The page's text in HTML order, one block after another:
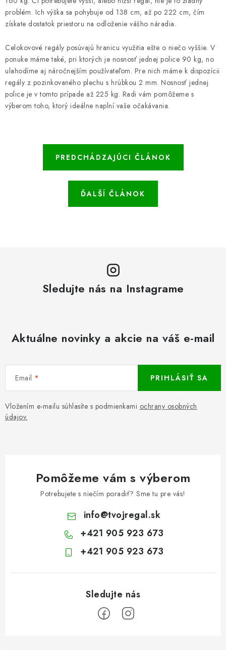
problém. Ich výška sa pohybuje od 138 cm, až po 222 cm, čím
získate dostatok priestoru na odloženie vášho náradia.
Celokovové regály posúvajú hranicu využitia ešte o niečo vyššie. V
ponuke máme také, pri ktorých je nosnosť jednej police 90 kg, no
ulahodíme aj náročnejším používateľom. Pre nich máme k dispozícii
regály z pozinkovaného plechu s hrúbkou 2 mm. Nosnosť jednej
police je v tomto prípade až 225 kg. Radi vám pomôžeme s
výberom toho, ktorý ideálne naplní vaše očakávania.
PREDCHÁDZAJÚCI ČLÁNOK
ĎALŠÍ ČLÁNOK
Sledujte nás na Instagrame
Aktuálne novinky a akcie na váš e-mail
Email
Vložením e-mailu súhlasíte s podmienkami ochrany osobných
údajov.
PRIHLÁSIŤ SA
Pomôžeme vám s výberom
Potrebujete s niečím poradiť? Sme tu pre vás!
info@tvojregal.sk
+421 905 923 673
+421 905 923 673